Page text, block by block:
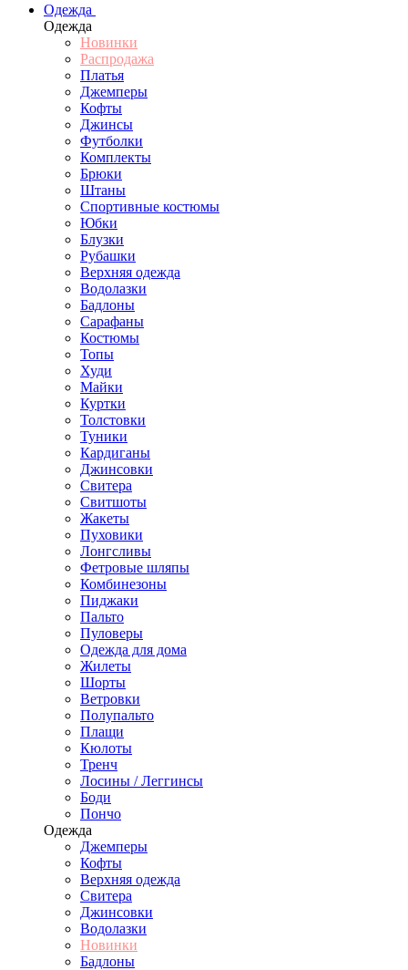
Одежда
Одежда
Новинки
Распродажа
Платья
Джемперы
Кофты
Джинсы
Футболки
Комплекты
Брюки
Штаны
Спортивные костюмы
Юбки
Блузки
Рубашки
Верхняя одежда
Водолазки
Бадлоны
Сарафаны
Костюмы
Топы
Худи
Майки
Куртки
Толстовки
Туники
Кардиганы
Джинсовки
Свитера
Свитшоты
Жакеты
Пуховики
Лонгсливы
Фетровые шляпы
Комбинезоны
Пиджаки
Пальто
Пуловеры
Одежда для дома
Жилеты
Шорты
Ветровки
Полупальто
Плащи
Кюлоты
Тренч
Лосины / Леггинсы
Боди
Пончо
Одежда
Джемперы
Кофты
Верхняя одежда
Свитера
Джинсовки
Водолазки
Новинки
Бадлоны